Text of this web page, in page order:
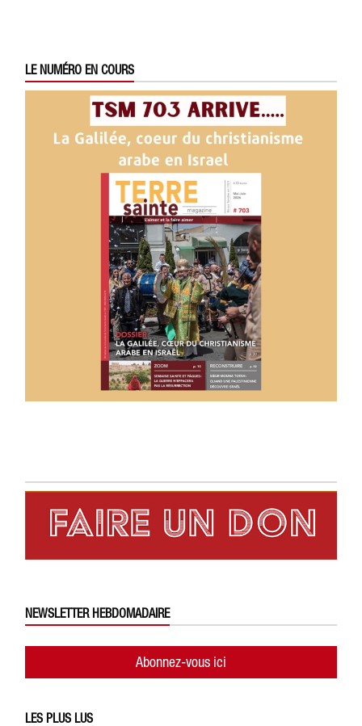
LE NUMÉRO EN COURS
NEWSLETTER HEBDOMADAIRE
Abonnez-vous ici
LES PLUS LUS